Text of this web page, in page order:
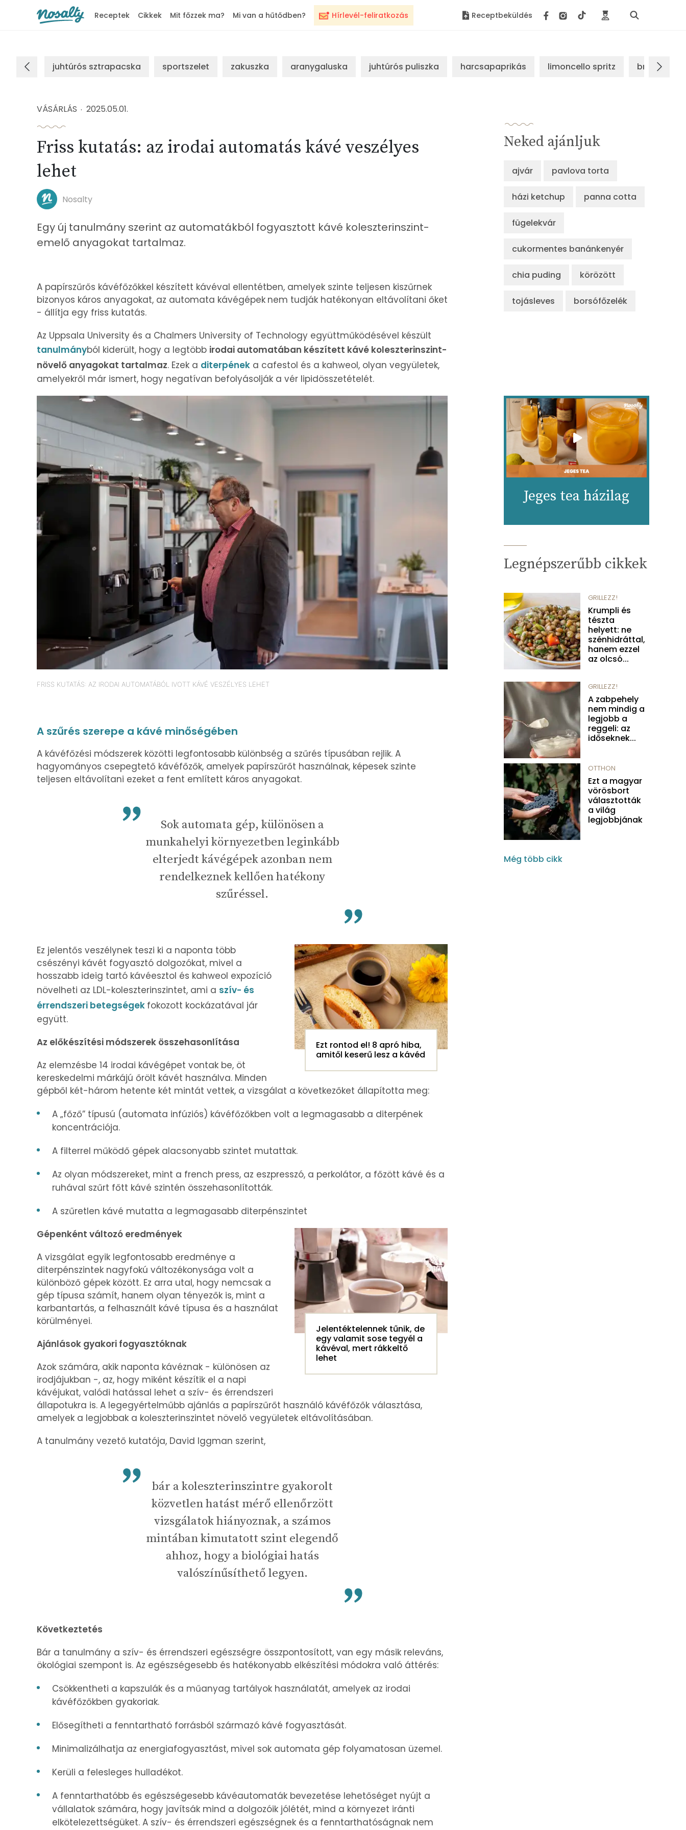
Hírlevél-feliratkozás
Receptek Cikkek Mit főzzek ma? Mi van a hűtődben? Receptbeküldés
juhtúrós sztrapacska sportszelet zakuszka aranygaluska juhtúrós puliszka harcsapaprikás limoncello spritz brassói
VÁSÁRLÁS 2025.05.01.
Friss kutatás: az irodai automatás kávé veszélyes
lehet
Nosalty
Egy új tanulmány szerint az automatákból fogyasztott kávé koleszterinszint-
emelő anyagokat tartalmaz.
A papírszűrős kávéfőzőkkel készített kávéval ellentétben, amelyek szinte teljesen kiszűrnek
bizonyos káros anyagokat, az automata kávégépek nem tudják hatékonyan eltávolítani őket
- állítja egy friss kutatás.
Az Uppsala University és a Chalmers University of Technology együttműködésével készült
tanulmányból kiderült, hogy a legtöbb irodai automatában készített kávé koleszterinszint-
növelő anyagokat tartalmaz. Ezek a diterpének a cafestol és a kahweol, olyan vegyületek,
amelyekről már ismert, hogy negatívan befolyásolják a vér lipidösszetételét.
FRISS KUTATÁS: AZ IRODAI AUTOMATÁBÓL IVOTT KÁVÉ VESZÉLYES LEHET
A szűrés szerepe a kávé minőségében
A kávéfőzési módszerek közötti legfontosabb különbség a szűrés típusában rejlik. A
hagyományos csepegtető kávéfőzők, amelyek papírszűrőt használnak, képesek szinte
teljesen eltávolítani ezeket a fent említett káros anyagokat.
Sok automata gép, különösen a
munkahelyi környezetben leginkább
elterjedt kávégépek azonban nem
rendelkeznek kellően hatékony
szűréssel.
Ezt rontod el! 8 apró hiba,
amitől keserű lesz a kávéd
Ez jelentős veszélynek teszi ki a naponta több
csészényi kávét fogyasztó dolgozókat, mivel a
hosszabb ideig tartó kávéesztol és kahweol expozíció
növelheti az LDL-koleszterinszintet, ami a szív- és
érrendszeri betegségek fokozott kockázatával jár
együtt.
Az előkészítési módszerek összehasonlítása
Az elemzésbe 14 irodai kávégépet vontak be, öt
kereskedelmi márkájú őrölt kávét használva. Minden
gépből két-három hetente két mintát vettek, a vizsgálat a következőket állapította meg:
A „főző” típusú (automata infúziós) kávéfőzőkben volt a legmagasabb a diterpének
koncentrációja.
A filterrel működő gépek alacsonyabb szintet mutattak.
Az olyan módszereket, mint a french press, az eszpresszó, a perkolátor, a főzött kávé és a
ruhával szűrt főtt kávé szintén összehasonlították.
A szűretlen kávé mutatta a legmagasabb diterpénszintet
Jelentéktelennek tűnik, de
egy valamit sose tegyél a
kávéval, mert rákkeltő
lehet
Gépenként változó eredmények
A vizsgálat egyik legfontosabb eredménye a
diterpénszintek nagyfokú változékonysága volt a
különböző gépek között. Ez arra utal, hogy nemcsak a
gép típusa számít, hanem olyan tényezők is, mint a
karbantartás, a felhasznált kávé típusa és a használat
körülményei.
Ajánlások gyakori fogyasztóknak
Azok számára, akik naponta kávéznak - különösen az
irodjájukban -, az, hogy miként készítik el a napi
kávéjukat, valódi hatással lehet a szív- és érrendszeri
állapotukra is. A legegyértelműbb ajánlás a papírszűrőt használó kávéfőzők választása,
amelyek a legjobbak a koleszterinszintet növelő vegyületek eltávolításában.
A tanulmány vezető kutatója, David Iggman szerint,
bár a koleszterinszintre gyakorolt
közvetlen hatást mérő ellenőrzött
vizsgálatok hiányoznak, a számos
mintában kimutatott szint elegendő
ahhoz, hogy a biológiai hatás
valószínűsíthető legyen.
Következtetés
Bár a tanulmány a szív- és érrendszeri egészségre összpontosított, van egy másik releváns,
ökológiai szempont is. Az egészségesebb és hatékonyabb elkészítési módokra való áttérés:
Csökkentheti a kapszulák és a műanyag tartályok használatát, amelyek az irodai
kávéfőzőkben gyakoriak.
Elősegítheti a fenntartható forrásból származó kávé fogyasztását.
Minimalizálhatja az energiafogyasztást, mivel sok automata gép folyamatosan üzemel.
Kerüli a felesleges hulladékot.
A fenntarthatóbb és egészségesebb kávéautomaták bevezetése lehetőséget nyújt a
vállalatok számára, hogy javítsák mind a dolgozóik jólétét, mind a környezet iránti
elkötelezettségüket. A szív- és érrendszeri egészségnek és a fenntarthatóságnak nem
Neked ajánljuk
ajvár pavlova torta
házi ketchup panna cotta
fügelekvár
cukormentes banánkenyér
chia puding körözött
tojásleves borsófőzelék
Jeges tea házilag
Legnépszerűbb cikkek
GRILLEZZ!
Krumpli és
tészta
helyett: ne
szénhidráttal,
hanem ezzel
az olcsó...
GRILLEZZ!
A zabpehely
nem mindig a
legjobb a
reggeli: az
időseknek...
OTTHON
Ezt a magyar
vörösbort
választották
a világ
legjobbjának
Még több cikk